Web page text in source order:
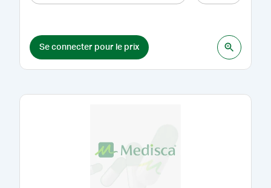
Se connecter pour le prix